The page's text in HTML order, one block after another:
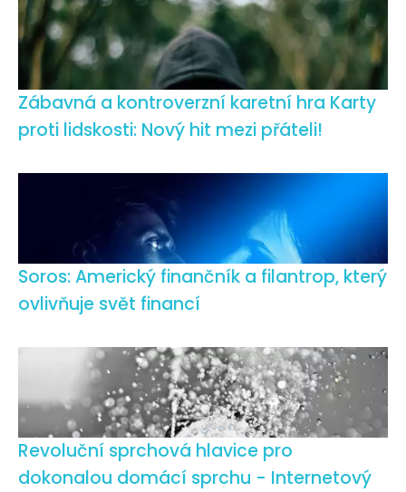
Zábavná a kontroverzní karetní hra Karty
proti lidskosti: Nový hit mezi přáteli!
Soros: Americký finančník a filantrop, který
ovlivňuje svět financí
Revoluční sprchová hlavice pro
dokonalou domácí sprchu - Internetový